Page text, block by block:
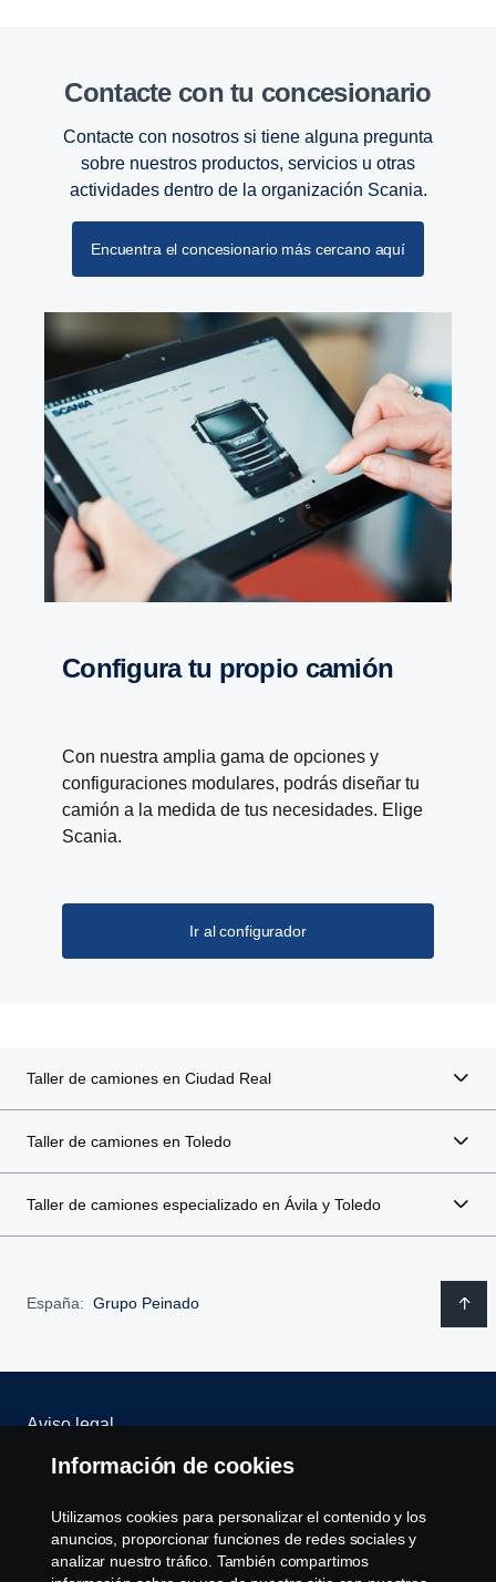
Contacte con tu conce­sio­nario
Contacte con nosotros si tiene alguna pregunta
sobre nuestros productos, servicios u otras
actividades dentro de la organización Scania.
Encuentra el concesionario más cercano aquí
Confi­gura tu propio camión
Con nuestra amplia gama de opciones y
configuraciones modulares, podrás diseñar tu
camión a la medida de tus necesidades. Elige
Scania.
Ir al configurador
Taller de camiones en Ciudad Real
Taller de camiones en Toledo
Taller de camiones especializado en Ávila y Toledo
España: Grupo Peinado
Aviso legal
Política de privacidad
Scania Assitance
Información de cookies
Utilizamos cookies para personalizar el contenido y los
anuncios, proporcionar funciones de redes sociales y
analizar nuestro tráfico. También compartimos